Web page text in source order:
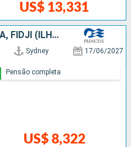
US$ 13,331
AUSTRÁLIA, NOVA ZELÂNDIA, FIDJI (ILHAS), SAMOA, FRANCIA, CANADÁ, ESTADOS UNIDOS, JAPÃO
Sydney 17/06/2027
US$ 8,322
Pensão completa